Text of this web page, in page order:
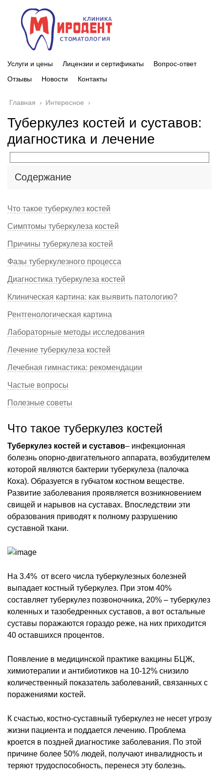
Услуги и цены Лицензии и сертификаты
Вопрос-ответ
Отзывы
Новости Контакты
Главная › Интересное ›
Туберкулез костей и суставов:
диагностика и лечение
Содержание
Что такое туберкулез костей
Симптомы туберкулеза костей
Причины туберкулеза костей
Фазы туберкулезного процесса
Диагностика туберкулеза костей
Клиническая картина: как выявить патологию?
Рентгенологическая картина
Лабораторные методы исследования
Лечение туберкулеза костей
Лечебная гимнастика: рекомендации
Частые вопросы
Полезные советы
Что такое туберкулез костей
Туберкулез костей и суставов– инфекционная
болезнь опорно-двигательного аппарата, возбудителем
которой являются бактерии туберкулеза (палочка
Коха). Образуется в губчатом костном веществе.
Развитие заболевания проявляется возникновением
свищей и нарывов на суставах. Впоследствии эти
образования приводят к полному разрушению
суставной ткани.
На 3.4% от всего числа туберкулезных болезней
выпадает костный туберкулез. При этом 40%
составляет туберкулез позвоночника, 20% – туберкулез
коленных и тазобедренных суставов, а вот остальные
суставы поражаются гораздо реже, на них приходится
40 оставшихся процентов.
Появление в медицинской практике вакцины БЦЖ,
химиотерапии и антибиотиков на 10-12% снизило
количественный показатель заболеваний, связанных с
поражениями костей.
К счастью, костно-суставный туберкулез не несет угрозу
жизни пациента и поддается лечению. Проблема
кроется в поздней диагностике заболевания. По этой
причине более 50% людей, получают инвалидность и
теряют трудоспособность, перенеся эту болезнь.